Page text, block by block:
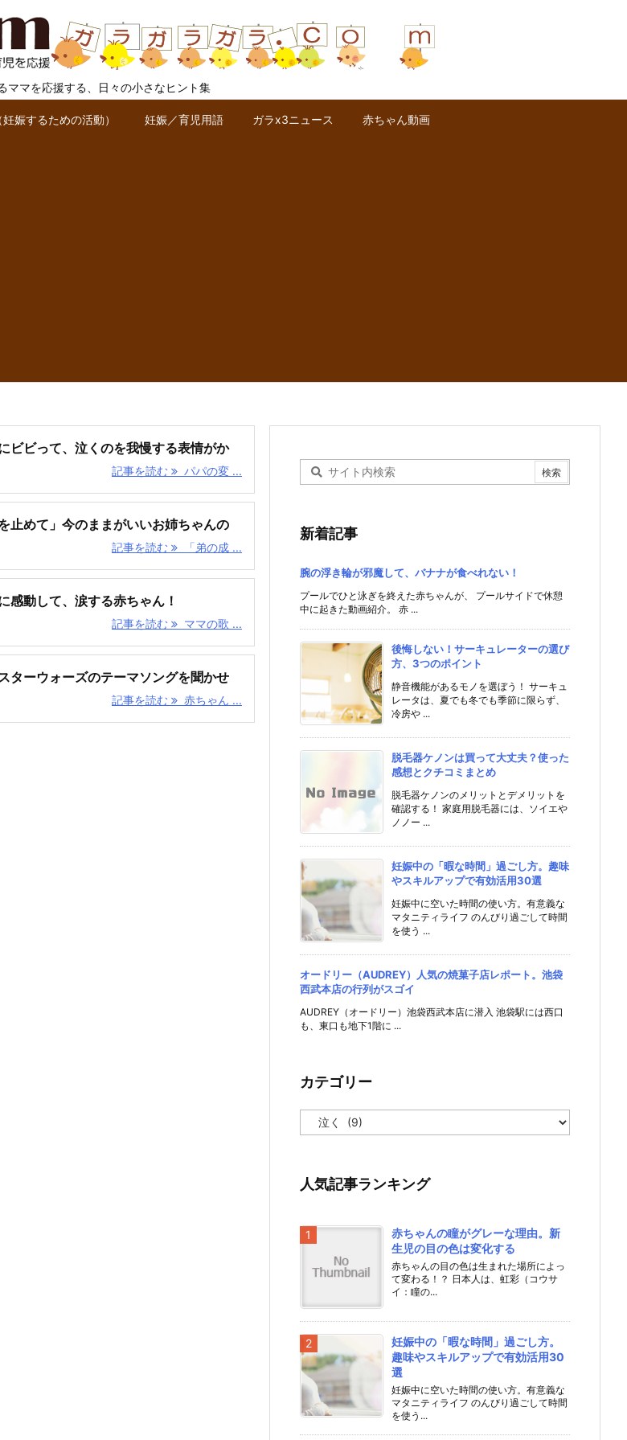
ママを応援する、日々の小さなヒント集
娠するための活動） 妊娠／育児用語 ガラx3ニュース 赤ちゃん動画
ビビって、泣くのを我慢する表情がか
記事を読む パパの変 ...
止めて」今のままがいいお姉ちゃんの
記事を読む 「弟の成 ...
感動して、涙する赤ちゃん！
記事を読む ママの歌 ...
ターウォーズのテーマソングを聞かせ
記事を読む 赤ちゃん ...
新着記事
腕の浮き輪が邪魔して、バナナが食べれない！
プールでひと泳ぎを終えた赤ちゃんが、 プールサイドで休憩
中に起きた動画紹介。 赤 ...
後悔しない！サーキュレーターの選び
方、3つのポイント
静音機能があるモノを選ぼう！ サーキュ
レータは、夏でも冬でも季節に限らず、
冷房や ...
脱毛器ケノンは買って大丈夫？使った
感想とクチコミまとめ
脱毛器ケノンのメリットとデメリットを
確認する！ 家庭用脱毛器には、ソイエや
ノノー ...
妊娠中の「暇な時間」過ごし方。趣味
やスキルアップで有効活用30選
妊娠中に空いた時間の使い方。有意義な
マタニティライフ のんびり過ごして時間
を使う ...
オードリー（AUDREY）人気の焼菓子店レポート。池袋
西武本店の行列がスゴイ
AUDREY（オードリー）池袋西武本店に潜入 池袋駅には西口
も、東口も地下1階に ...
カテゴリー
テ
ー
人気記事ランキング
赤ちゃんの瞳がグレーな理由。新
生児の目の色は変化する
赤ちゃんの目の色は生まれた場所によっ
て変わる！？ 日本人は、虹彩（コウサ
イ：瞳の...
妊娠中の「暇な時間」過ごし方。
趣味やスキルアップで有効活用30
選
妊娠中に空いた時間の使い方。有意義な
マタニティライフ のんびり過ごして時間
を使う...